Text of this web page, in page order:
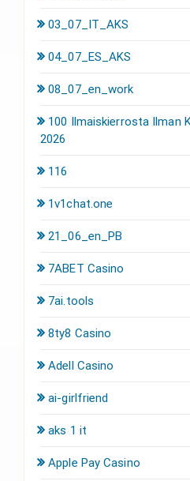
03_07_IT_AKS
04_07_ES_AKS
08_07_en_work
100 Ilmaiskierrosta Ilman
2026
116
1v1chat.one
21_06_en_PB
7ABET Casino
7ai.tools
8ty8 Casino
Adell Casino
ai-girlfriend
aks 1 it
Apple Pay Casino